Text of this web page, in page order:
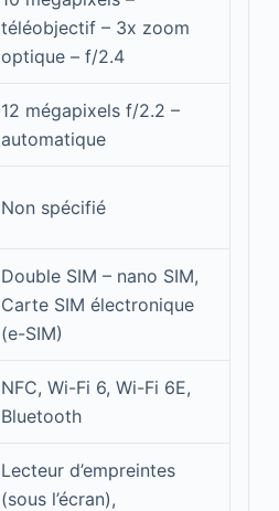
téléobjectif – 3x zoom
optique – f/2.4
12 mégapixels f/2.2 –
automatique
Non spécifié
Double SIM – nano SIM,
Carte SIM électronique
(e-SIM)
NFC, Wi-Fi 6, Wi-Fi 6E,
Bluetooth
Lecteur d’empreintes
(sous l’écran),